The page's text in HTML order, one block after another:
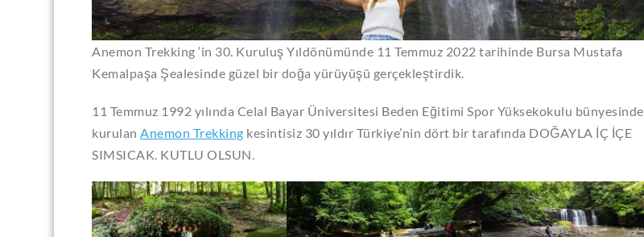
Anemon Trekking ‘in 30. Kuruluş Yıldönümünde 11 Temmuz 2022 tarihinde Bursa Mustafa
Kemalpaşa Şealesinde güzel bir doğa yürüyüşü gerçekleştirdik.
11 Temmuz 1992 yılında Celal Bayar Üniversitesi Beden Eğitimi Spor Yüksekokulu bünyesinde
kurulan Anemon Trekking kesintisiz 30 yıldır Türkiye’nin dört bir tarafında DOĞAYLA İÇ İÇE
SIMSICAK. KUTLU OLSUN.